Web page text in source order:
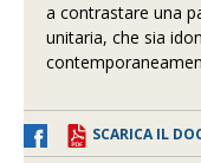
a contrastare una
unitaria, che sia
SCARICA IL